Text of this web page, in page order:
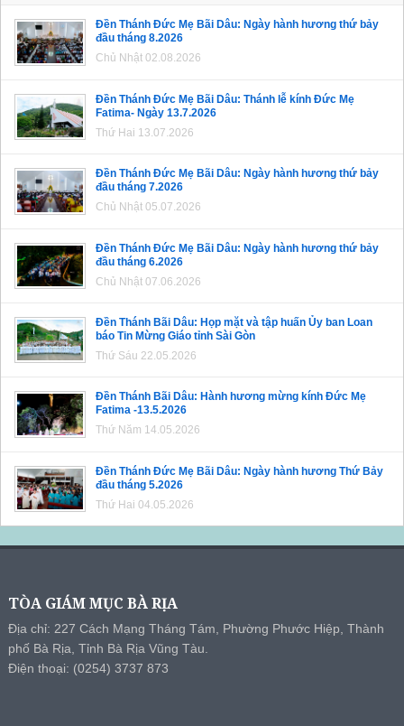
Đền Thánh Đức Mẹ Bãi Dâu: Ngày hành hương thứ bảy
đầu tháng 8.2026
Chủ Nhật 02.08.2026
Đền Thánh Đức Mẹ Bãi Dâu: Thánh lễ kính Đức Mẹ
Fatima- Ngày 13.7.2026
Thứ Hai 13.07.2026
Đền Thánh Đức Mẹ Bãi Dâu: Ngày hành hương thứ bảy
đầu tháng 7.2026
Chủ Nhật 05.07.2026
Đền Thánh Đức Mẹ Bãi Dâu: Ngày hành hương thứ bảy
đầu tháng 6.2026
Chủ Nhật 07.06.2026
Đền Thánh Bãi Dâu: Họp mặt và tập huấn Ủy ban Loan
báo Tin Mừng Giáo tỉnh Sài Gòn
Thứ Sáu 22.05.2026
Đền Thánh Bãi Dâu: Hành hương mừng kính Đức Mẹ
Fatima -13.5.2026
Thứ Năm 14.05.2026
Đền Thánh Đức Mẹ Bãi Dâu: Ngày hành hương Thứ Bảy
đầu tháng 5.2026
Thứ Hai 04.05.2026
TÒA GIÁM MỤC BÀ RỊA
Địa chỉ: 227 Cách Mạng Tháng Tám, Phường Phước Hiệp, Thành
phố Bà Rịa, Tỉnh Bà Rịa Vũng Tàu.
Điện thoại: (0254) 3737 873